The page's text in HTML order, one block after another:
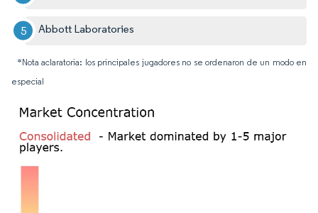
Abbott Laboratories
*Nota aclaratoria: los principales jugadores no se ordenaron de un modo en
especial